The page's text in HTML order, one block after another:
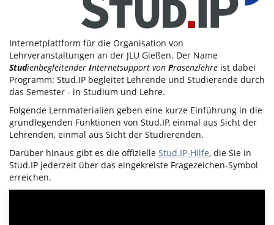
Internetplattform für die Organisation von
Lehrveranstaltungen an der JLU Gießen. Der Name
Studienbegleitender Internetsupport von Präsenzlehre ist dabei
Programm: Stud.IP begleitet Lehrende und Studierende durch
das Semester - in Studium und Lehre.
Folgende Lernmaterialien geben eine kurze Einführung in die
grundlegenden Funktionen von Stud.IP, einmal aus Sicht der
Lehrenden, einmal aus Sicht der Studierenden.
Darüber hinaus gibt es die offizielle Stud.IP-Hilfe, die Sie in
Stud.IP jederzeit über das eingekreiste Fragezeichen-Symbol
erreichen.